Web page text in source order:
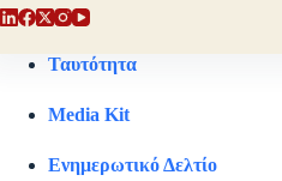
Ταυτότητα
Media Kit
Ενημερωτικό Δελτίο